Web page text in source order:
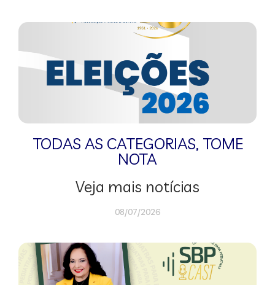
TODAS AS CATEGORIAS, TOME
NOTA
Veja mais notícias
08/07/2026